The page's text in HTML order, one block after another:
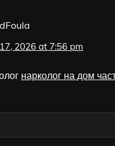
2026 at 7:56 pm
нарколог на дом